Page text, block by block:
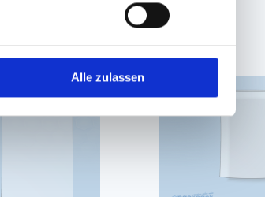
Alle zulassen